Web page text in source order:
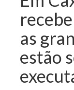
as
estão